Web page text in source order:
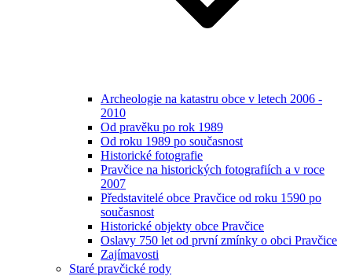
Archeologie na katastru obce v letech 2006 -
2010
Od pravěku po rok 1989
Od roku 1989 po současnost
Historické fotografie
Pravčice na historických fotografiích a v roce
2007
Představitelé obce Pravčice od roku 1590 po
současnost
Historické objekty obce Pravčice
Oslavy 750 let od první zmínky o obci Pravčice
Zajímavosti
Staré pravčické rody